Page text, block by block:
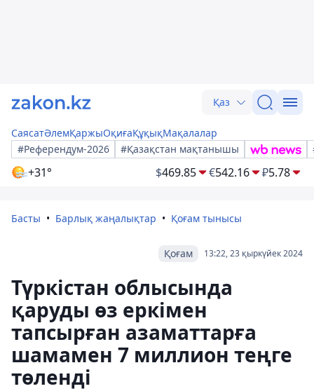
Қаз
СаясатӘлемҚаржыОқиғаҚұқықМақалалар
#Референдум-2026
#Қазақстан мақтанышы
+31° $469.85 €542.16 ₽5.78
Басты Барлық жаңалықтар Қоғам тынысы
13:22, 23 қыркүйек 2024
Қоғам
Түркістан облысында
қаруды өз еркімен
тапсырған азаматтарға
шамамен 7 миллион теңге
төленді